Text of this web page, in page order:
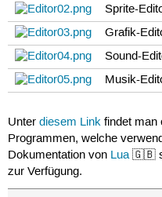
Sprite-
Grafik-
Sound-
Musik-
Unter diesem Linkfindet man
Programmen, welche
Dokumentation von Lua🇬🇧
zur Verfügung.